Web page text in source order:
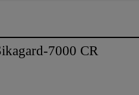
7000 CR